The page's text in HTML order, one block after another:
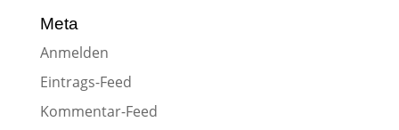
Meta
Anmelden
Eintrags-Feed
Kommentar-Feed